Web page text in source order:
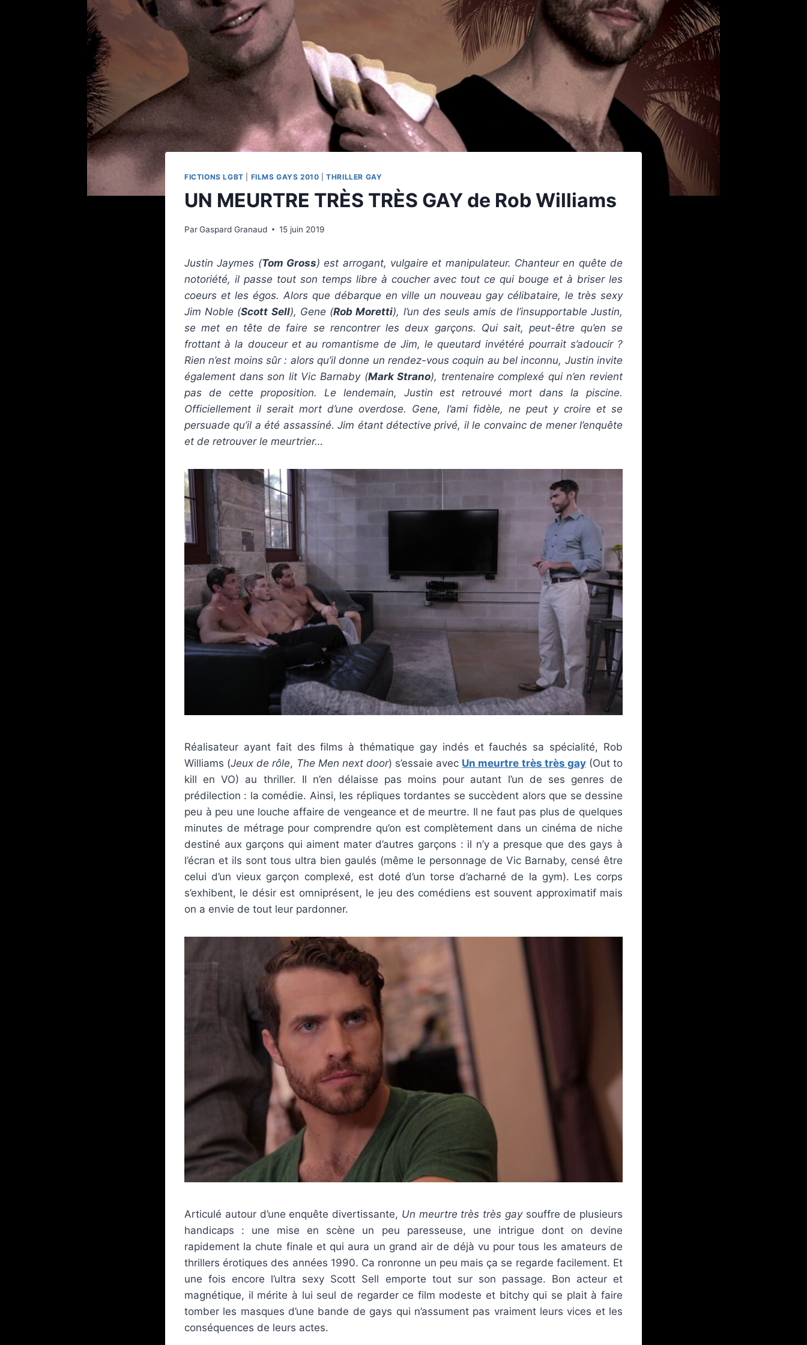
FICTIONS LGBT FILMS GAYS 2010 |THRILLER GAY
UN MEURTRE TRÈS TRÈS GAY de Rob Williams
ParGaspard Granaud 15 juin 2019
Justin Jaymes (Tom Gross) est arrogant, vulgaire et manipulateur. Chanteur en quête de
notoriété, il passe tout son temps libre à coucher avec tout ce qui bouge et à briser les
coeurs et les égos. Alors que débarque en ville un nouveau gay célibataire, le très sexy
Jim Noble (Scott Sell), Gene (Rob Moretti), l’un des seuls amis de l’insupportable Justin,
se met en tête de faire se rencontrer les deux garçons. Qui sait, peut-être qu’en se
frottant à la douceur et au romantisme de Jim, le queutard invétéré pourrait s’adoucir ?
Rien n’est moins sûr : alors qu’il donne un rendez-vous coquin au bel inconnu, Justin invite
également dans son lit Vic Barnaby (Mark Strano), trentenaire complexé qui n’en revient
pas de cette proposition. Le lendemain, Justin est retrouvé mort dans la piscine.
Officiellement il serait mort d’une overdose. Gene, l’ami fidèle, ne peut y croire et se
persuade qu’il a été assassiné. Jim étant détective privé, il le convainc de mener l’enquête
et de retrouver le meurtrier…
Réalisateur ayant fait des films à thématique gay indés et fauchés sa spécialité, Rob
Williams (Jeux de rôle, The Men next door) s’essaie avec Un meurtre très très gay(Out to
kill en VO) au thriller. Il n’en délaisse pas moins pour autant l’un de ses genres de
prédilection : la comédie. Ainsi, les répliques tordantes se succèdent alors que se dessine
peu à peu une louche affaire de vengeance et de meurtre. Il ne faut pas plus de quelques
minutes de métrage pour comprendre qu’on est complètement dans un cinéma de niche
destiné aux garçons qui aiment mater d’autres garçons : il n’y a presque que des gays à
l’écran et ils sont tous ultra bien gaulés (même le personnage de Vic Barnaby, censé être
celui d’un vieux garçon complexé, est doté d’un torse d’acharné de la gym). Les corps
s’exhibent, le désir est omniprésent, le jeu des comédiens est souvent approximatif mais
on a envie de tout leur pardonner.
Articulé autour d’une enquête divertissante, Un meurtre très très gaysouffre de plusieurs
handicaps : une mise en scène un peu paresseuse, une intrigue dont on devine
rapidement la chute finale et qui aura un grand air de déjà vu pour tous les amateurs de
thrillers érotiques des années 1990. Ca ronronne un peu mais ça se regarde facilement. Et
une fois encore l’ultra sexy Scott Sell emporte tout sur son passage. Bon acteur et
magnétique, il mérite à lui seul de regarder ce film modeste et bitchy qui se plait à faire
tomber les masques d’une bande de gays qui n’assument pas vraiment leurs vices et les
conséquences de leurs actes.